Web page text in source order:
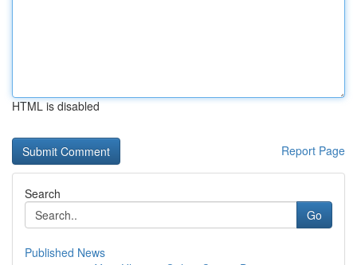
HTML is disabled
Report Page
Search
Go
Published News